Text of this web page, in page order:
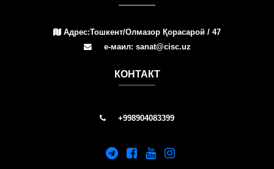
Адрес:Тошкент/Олмазор Қорасарой / 47
е-маил: sanat@cisc.uz
КОНТАКТ
+998904083399